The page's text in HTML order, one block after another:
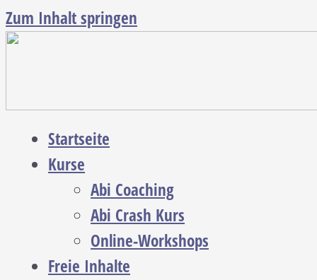
Zum Inhalt springen
Startseite
Kurse
Abi Coaching
Abi Crash Kurs
Online-Workshops
Freie Inhalte